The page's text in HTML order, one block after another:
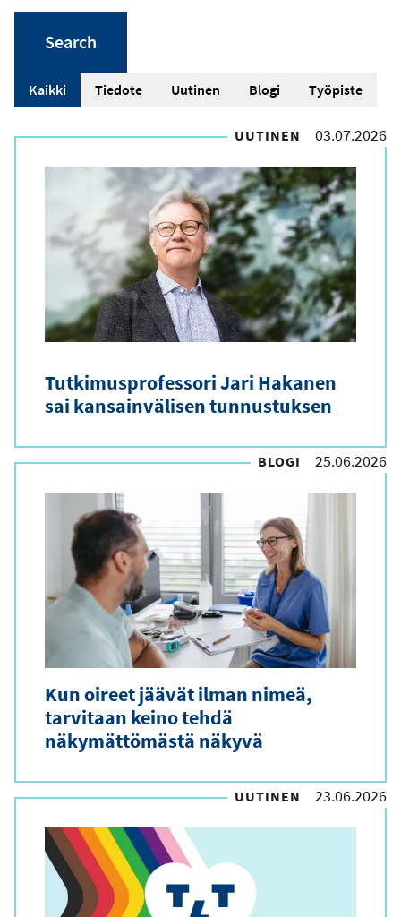
A
r
p
Kaikki Tiedote Uutinen Blogi Työpiste
UUTINEN 03.07.2026
Tutkimusprofessori Jari Hakanen
sai kansainvälisen tunnustuksen
BLOGI 25.06.2026
Kun oireet jäävät ilman nimeä,
tarvitaan keino tehdä
näkymättömästä näkyvä
UUTINEN 23.06.2026